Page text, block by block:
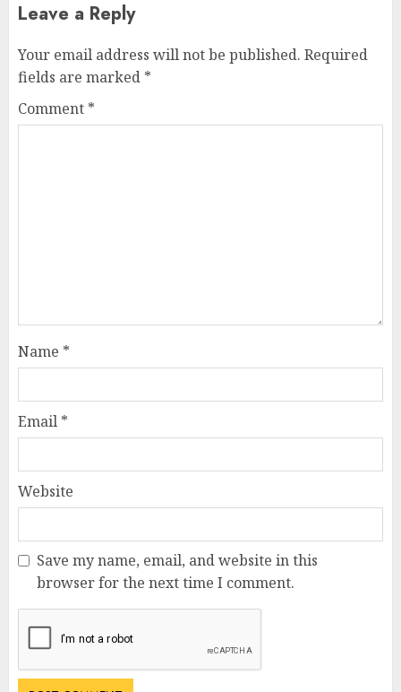
Leave a Reply
Your email address will not be published. Required
fields are marked *
Comment *
Name *
Email *
Website
Save my name, email, and website in this
browser for the next time I comment.